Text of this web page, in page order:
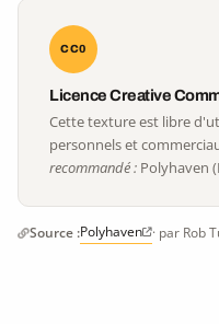
CC0
Licence Creative
Cette texture est libre
personnels et
recommandé : Polyhaven
Source :Polyhaven · par Rob